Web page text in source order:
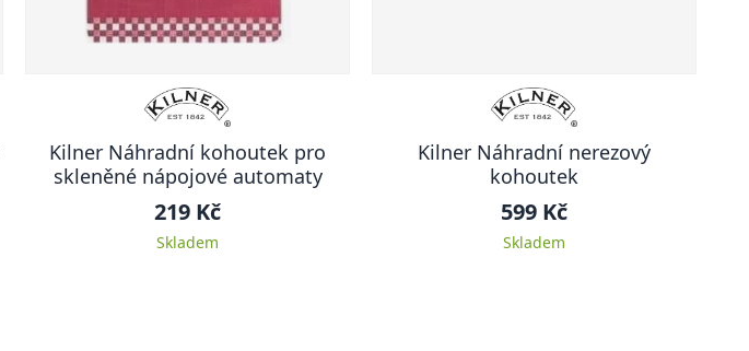
Kilner Náhradní kohoutek pro
skleněné nápojové automaty
219 Kč
Skladem
Kilner Náhradní nerezový
kohoutek
599 Kč
Skladem